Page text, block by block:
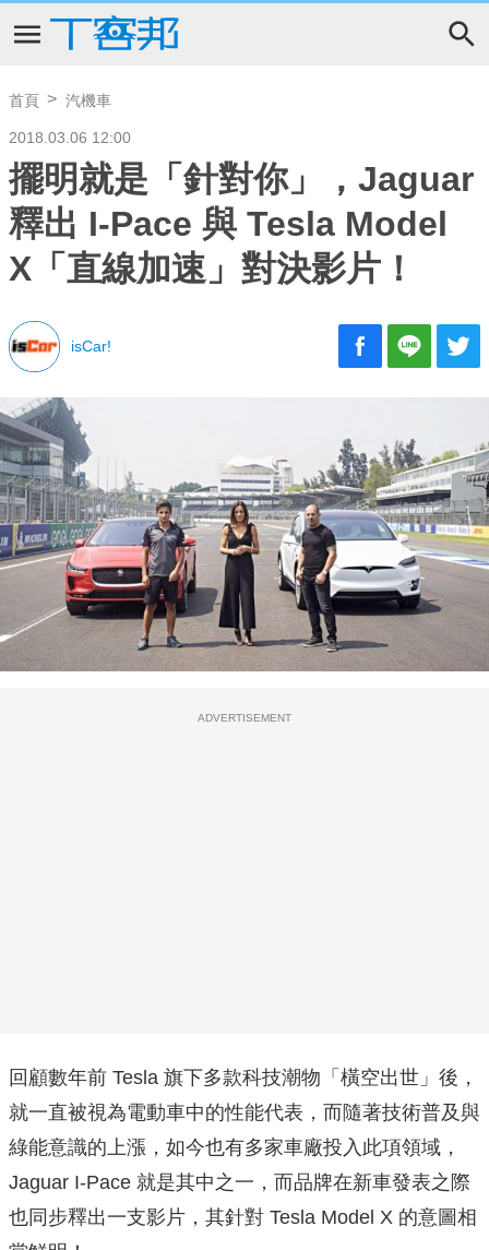
首頁 汽機車
2018.03.06 12:00
擺明就是「針對你」，Jaguar
釋出 I-Pace 與 Tesla Model
X「直線加速」對決影片！
isCar!
ADVERTISEMENT
回顧數年前 Tesla 旗下多款科技潮物「橫空出世」後，
就一直被視為電動車中的性能代表，而隨著技術普及與
綠能意識的上漲，如今也有多家車廠投入此項領域，
Jaguar I-Pace 就是其中之一，而品牌在新車發表之際
也同步釋出一支影片，其針對 Tesla Model X 的意圖相